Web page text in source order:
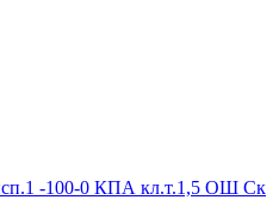
-100-0 КПА кл.т.1,5 ОШ Ск